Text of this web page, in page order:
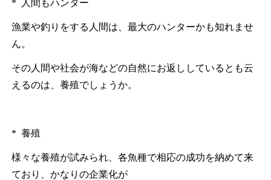
* 人間もハンター
漁業や釣りをする人間は、最大のハンターかも知れませ
ん。
その人間や社会が海などの自然にお返ししているとも云
えるのは、養殖でしょうか。
* 養殖
様々な養殖が試みられ、各魚種で相応の成功を納めて来
ており、かなりの企業化が